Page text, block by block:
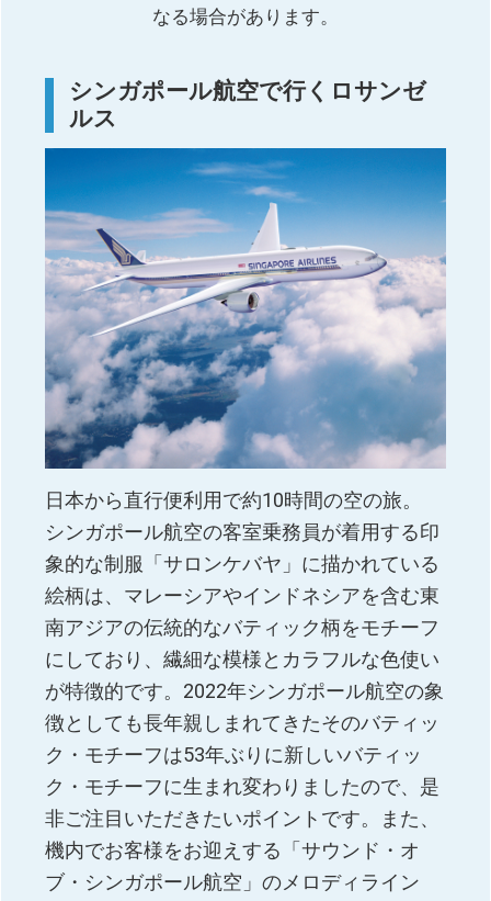
なる場合があります。
シンガポール航空で行くロサンゼ
ルス
日本から直行便利用で約10時間の空の旅。
シンガポール航空の客室乗務員が着用する印
象的な制服「サロンケバヤ」に描かれている
絵柄は、マレーシアやインドネシアを含む東
南アジアの伝統的なバティック柄をモチーフ
にしており、繊細な模様とカラフルな色使い
が特徴的です。2022年シンガポール航空の象
徴としても長年親しまれてきたそのバティッ
ク・モチーフは53年ぶりに新しいバティッ
ク・モチーフに生まれ変わりましたので、是
非ご注目いただきたいポイントです。また、
機内でお客様をお迎えする「サウンド・オ
ブ・シンガポール航空」のメロディライン